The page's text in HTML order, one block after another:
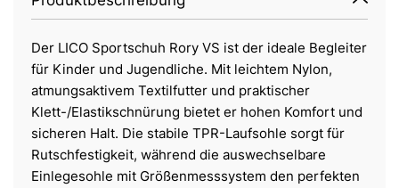
Der LICO Sportschuh Rory VS ist der ideale Begleiter
für Kinder und Jugendliche. Mit leichtem Nylon,
atmungsaktivem Textilfutter und praktischer
Klett-/Elastikschnürung bietet er hohen Komfort und
sicheren Halt. Die stabile TPR-Laufsohle sorgt für
Rutschfestigkeit, während die auswechselbare
Einlegesohle mit Größenmesssystem den perfekten